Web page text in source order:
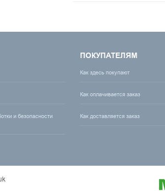
и безопасности
ПОКУПАТЕЛЯМ
Как здесь покупают
Как оплачивается заказ
Как доставляется заказ